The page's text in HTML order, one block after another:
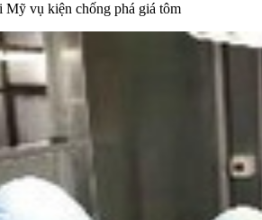
Mỹ vụ kiện chống phá giá tôm